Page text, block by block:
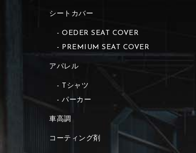
シートカバー
OEDER SEAT COVER
PREMIUM SEAT COVER
アパレル
Tシャツ
パーカー
車高調
コーティング剤